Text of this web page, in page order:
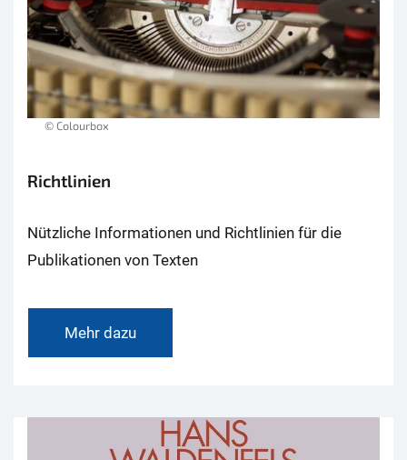
© Colourbox
Richtlinien
Nützliche Informationen und Richtlinien für die
Publikationen von Texten
Mehr dazu